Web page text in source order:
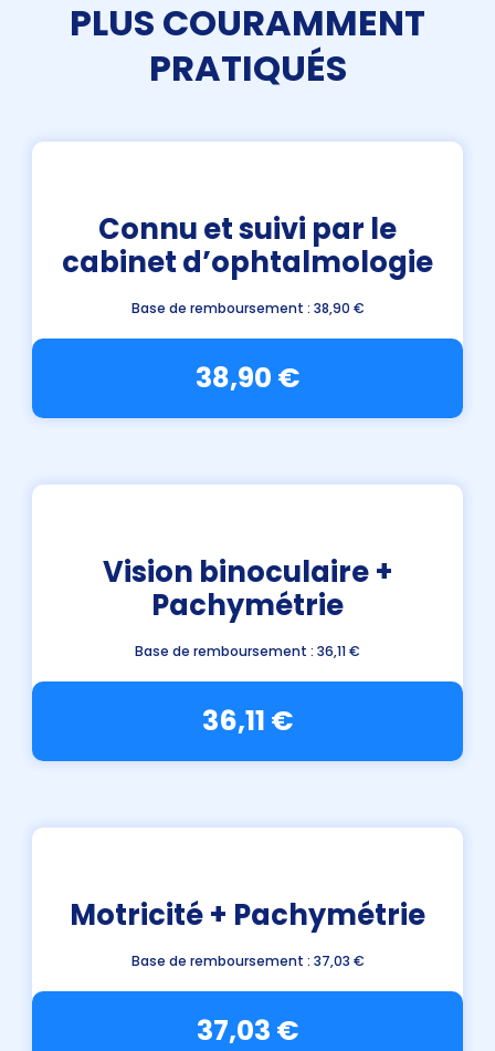
PLUS COURAMMENT
PRATIQUÉS
Connu et suivi par le
cabinet d’ophtalmologie
Base de remboursement : 38,90 €
38,90 €
Vision binoculaire +
Pachymétrie
Base de remboursement : 36,11 €
36,11 €
Motricité + Pachymétrie
Base de remboursement : 37,03 €
37,03 €